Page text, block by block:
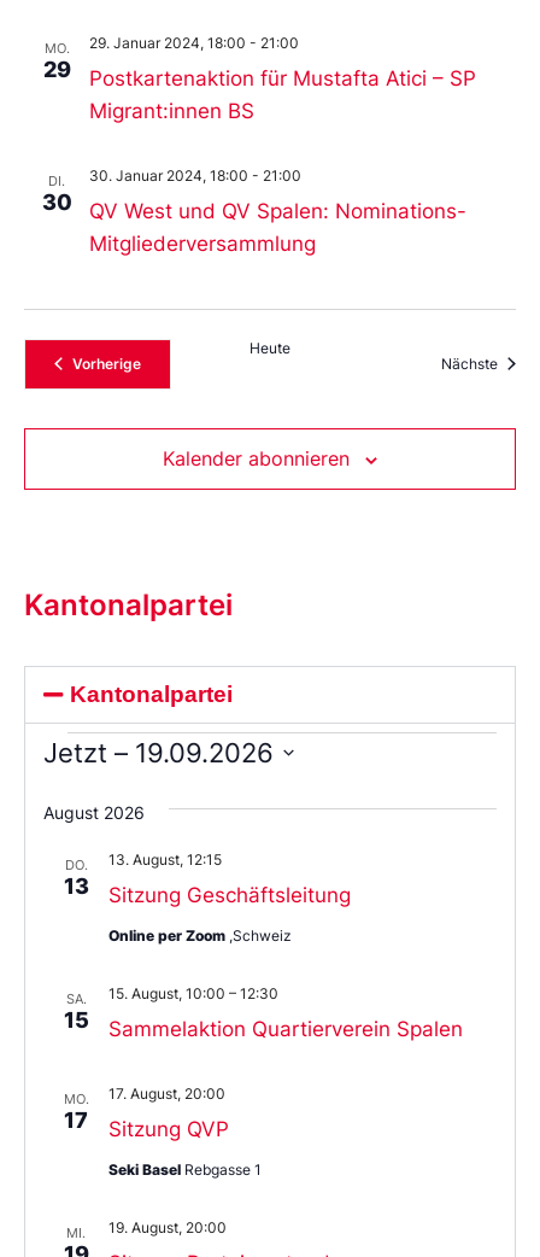
MO.
29
Postkartenaktion für Mustafta Atici – SP
Migrant:innen BS
29. Januar 2024, 18:00 - 21:00
DI.
30
QV West und QV Spalen: Nominations-
Mitgliederversammlung
30. Januar 2024, 18:00 - 21:00
VorherigeVeranstaltungen
Heute
Nächste
Kalender abonnieren
Kantonalpartei
Kantonalpartei
Jetzt – 19.09.2026
Sie
das
aus.
August 2026
DO.
13 Sitzung Geschäftsleitung
13. August, 12:15
Online per Zoom ,Schweiz
SA.
15 Sammelaktion Quartierverein Spalen
15. August, 10:00 – 12:30
MO.
17 Sitzung QVP
17. August, 20:00
Seki Basel Rebgasse 1
MI. 19. August, 20:00